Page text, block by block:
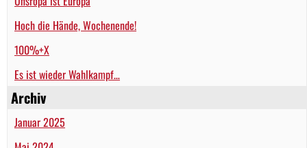
Hoch die Hände, Wochenende!
100%+X
Es ist wieder Wahlkampf…
Archiv
Januar 2025